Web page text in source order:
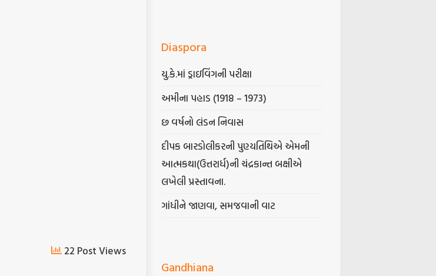
22 Post Views
Diaspora
યુ.કે.માં ડ્રાઇવિંગની પરીક્ષા
અમીના પહાડ (1918 – 1973)
છ વર્ષનો લંડન નિવાસ
દીપક બારડોલીકરની પુણ્યતિથિએ એમની
આત્મકથા(ઉત્તરાર્ધ)ની ચંદ્રકાન્ત બક્ષીએ
લખેલી પ્રસ્તાવના.
ગાંધીને જાણવા, સમજવાની વાટ
Gandhiana